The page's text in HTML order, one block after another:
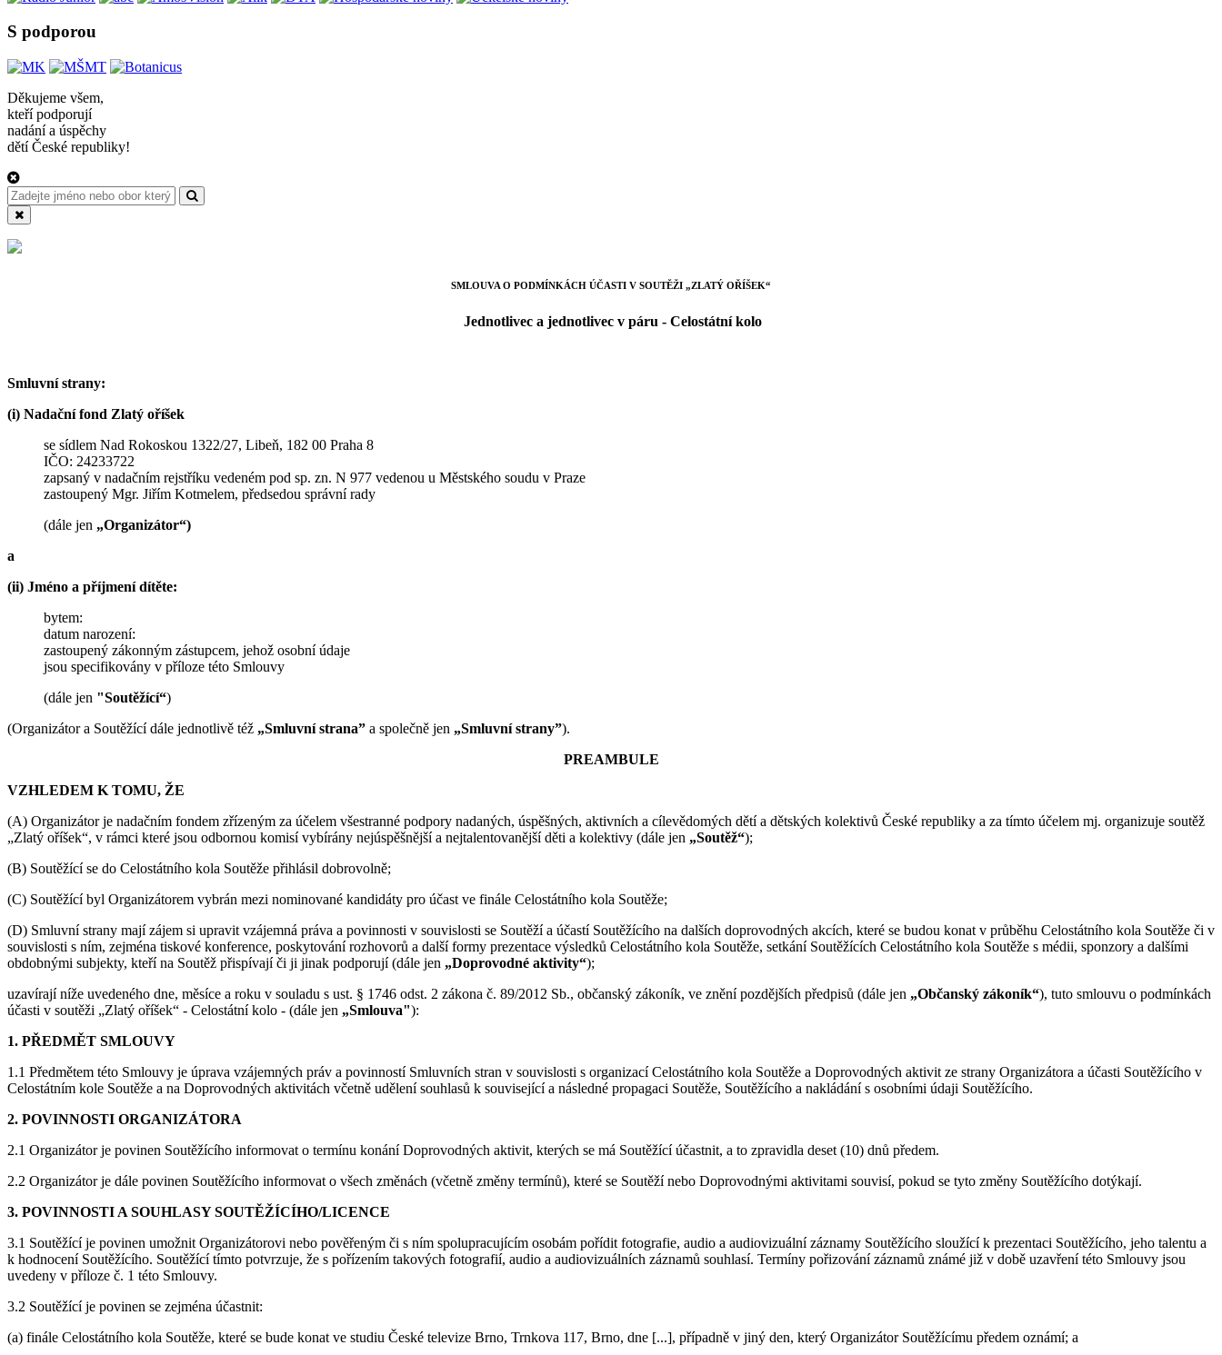
S podporou
Děkujeme všem,
kteří podporují
nadání a úspěchy
dětí České republiky!
SMLOUVA O PODMÍNKÁCH ÚČASTI V SOUTĚŽI „ZLATÝ OŘÍŠEK“
Jednotlivec a jednotlivec v páru - Celostátní kolo
Smluvní strany:
(i) Nadační fond Zlatý oříšek
se sídlem Nad Rokoskou 1322/27, Libeň, 182 00 Praha 8
IČO: 24233722
zapsaný v nadačním rejstříku vedeném pod sp. zn. N 977 vedenou u Městského soudu v Praze
zastoupený Mgr. Jiřím Kotmelem, předsedou správní rady
(dále jen „Organizátor“)
a
(ii) Jméno a příjmení dítěte:
bytem:
datum narození:
zastoupený zákonným zástupcem, jehož osobní údaje
jsou specifikovány v příloze této Smlouvy
(dále jen "Soutěžící“)
(Organizátor a Soutěžící dále jednotlivě též „Smluvní strana” a společně jen „Smluvní strany”).
PREAMBULE
VZHLEDEM K TOMU, ŽE
(A) Organizátor je nadačním fondem zřízeným za účelem všestranné podpory nadaných, úspěšných, aktivních a cílevědomých dětí a dětských kolektivů České republiky a za tímto účelem mj. organizuje soutěž
„Zlatý oříšek“, v rámci které jsou odbornou komisí vybírány nejúspěšnější a nejtalentovanější děti a kolektivy (dále jen „Soutěž“);
(B) Soutěžící se do Celostátního kola Soutěže přihlásil dobrovolně;
(C) Soutěžící byl Organizátorem vybrán mezi nominované kandidáty pro účast ve finále Celostátního kola Soutěže;
(D) Smluvní strany mají zájem si upravit vzájemná práva a povinnosti v souvislosti se Soutěží a účastí Soutěžícího na dalších doprovodných akcích, které se budou konat v průběhu Celostátního kola Soutěže či v
souvislosti s ním, zejména tiskové konference, poskytování rozhovorů a další formy prezentace výsledků Celostátního kola Soutěže, setkání Soutěžících Celostátního kola Soutěže s médii, sponzory a dalšími
obdobnými subjekty, kteří na Soutěž přispívají či ji jinak podporují (dále jen „Doprovodné aktivity“);
uzavírají níže uvedeného dne, měsíce a roku v souladu s ust. § 1746 odst. 2 zákona č. 89/2012 Sb., občanský zákoník, ve znění pozdějších předpisů (dále jen „Občanský zákoník“), tuto smlouvu o podmínkách
účasti v soutěži „Zlatý oříšek“ - Celostátní kolo - (dále jen „Smlouva"):
1. PŘEDMĚT SMLOUVY
1.1 Předmětem této Smlouvy je úprava vzájemných práv a povinností Smluvních stran v souvislosti s organizací Celostátního kola Soutěže a Doprovodných aktivit ze strany Organizátora a účasti Soutěžícího v
Celostátním kole Soutěže a na Doprovodných aktivitách včetně udělení souhlasů k související a následné propagaci Soutěže, Soutěžícího a nakládání s osobními údaji Soutěžícího.
2. POVINNOSTI ORGANIZÁTORA
2.1 Organizátor je povinen Soutěžícího informovat o termínu konání Doprovodných aktivit, kterých se má Soutěžící účastnit, a to zpravidla deset (10) dnů předem.
2.2 Organizátor je dále povinen Soutěžícího informovat o všech změnách (včetně změny termínů), které se Soutěží nebo Doprovodnými aktivitami souvisí, pokud se tyto změny Soutěžícího dotýkají.
3. POVINNOSTI A SOUHLASY SOUTĚŽÍCÍHO/LICENCE
3.1 Soutěžící je povinen umožnit Organizátorovi nebo pověřeným či s ním spolupracujícím osobám pořídit fotografie, audio a audiovizuální záznamy Soutěžícího sloužící k prezentaci Soutěžícího, jeho talentu a
k hodnocení Soutěžícího. Soutěžící tímto potvrzuje, že s pořízením takových fotografií, audio a audiovizuálních záznamů souhlasí. Termíny pořizování záznamů známé již v době uzavření této Smlouvy jsou
uvedeny v příloze č. 1 této Smlouvy.
3.2 Soutěžící je povinen se zejména účastnit:
(a) finále Celostátního kola Soutěže, které se bude konat ve studiu České televize Brno, Trnkova 117, Brno, dne [...], případně v jiný den, který Organizátor Soutěžícímu předem oznámí; a